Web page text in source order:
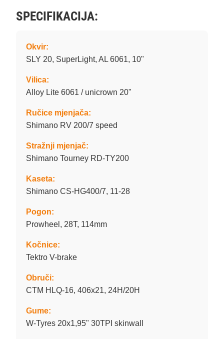
SPECIFIKACIJA:
Okvir:
SLY 20, SuperLight, AL 6061, 10"
Vilica:
Alloy Lite 6061 / unicrown 20"
Ručice mjenjača:
Shimano RV 200/7 speed
Stražnji mjenjač:
Shimano Tourney RD-TY200
Kaseta:
Shimano CS-HG400/7, 11-28
Pogon:
Prowheel, 28T, 114mm
Kočnice:
Tektro V-brake
Obruči:
CTM HLQ-16, 406x21, 24H/20H
Gume:
W-Tyres 20x1,95" 30TPI skinwall